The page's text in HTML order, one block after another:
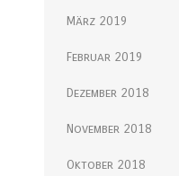
März 2019
Februar 2019
Dezember 2018
November 2018
Oktober 2018